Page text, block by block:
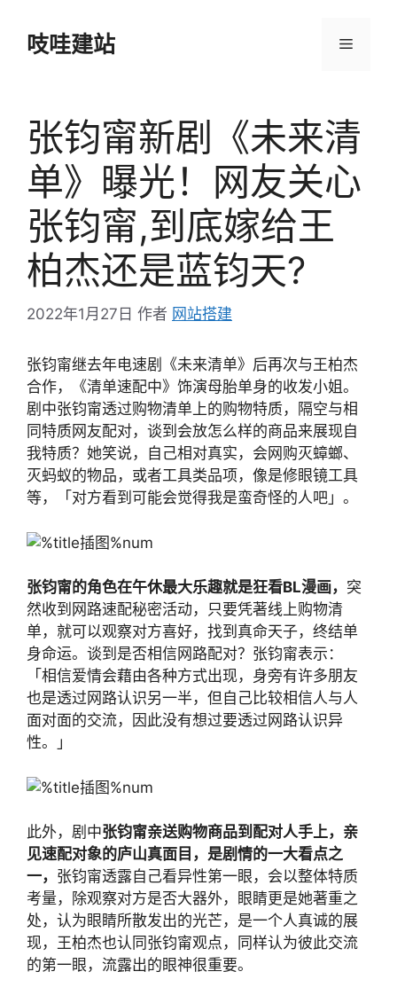
吱哇建站 菜
张钧甯新剧《未来清
单》曝光！网友关心
张钧甯,到底嫁给王
柏杰还是蓝钧天?
2022年1月27日 作者 网站搭建
张钧甯继去年电速剧《未来清单》后再次与王柏杰
合作，《清单速配中》饰演母胎单身的收发小姐。
剧中张钧甯透过购物清单上的购物特质，隔空与相
同特质网友配对，谈到会放怎么样的商品来展现自
我特质？她笑说，自己相对真实，会网购灭蟑螂、
灭蚂蚁的物品，或者工具类品项，像是修眼镜工具
等，「对方看到可能会觉得我是蛮奇怪的人吧」。
张钧甯的角色在午休最大乐趣就是狂看BL漫画， 突
然收到网路速配秘密活动，只要凭著线上购物清
单，就可以观察对方喜好，找到真命天子，终结单
身命运。谈到是否相信网路配对？张钧甯表示：
「相信爱情会藉由各种方式出现，身旁有许多朋友
也是透过网路认识另一半，但自己比较相信人与人
面对面的交流，因此没有想过要透过网路认识异
性。」
此外，剧中张钧甯亲送购物商品到配对人手上，亲
见速配对象的庐山真面目，是剧情的一大看点之
一， 张钧甯透露自己看异性第一眼，会以整体特质
考量，除观察对方是否大器外，眼睛更是她著重之
处，认为眼睛所散发出的光芒，是一个人真诚的展
现，王柏杰也认同张钧甯观点，同样认为彼此交流
的第一眼，流露出的眼神很重要。